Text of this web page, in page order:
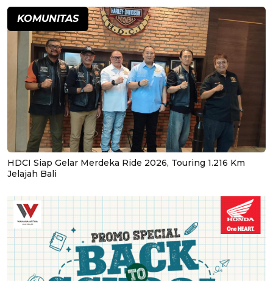
KOMUNITAS
HDCI Siap Gelar Merdeka Ride 2026, Touring 1.216 Km
Jelajah Bali